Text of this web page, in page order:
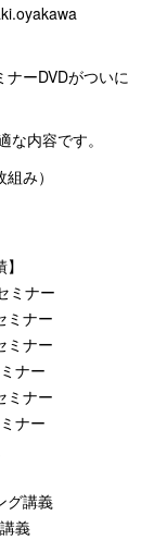
ナーDVDがついに
内容です。
組み）
ミナー
ミナー
ミナー
ナー
ミナー
ナー
グ講義
義